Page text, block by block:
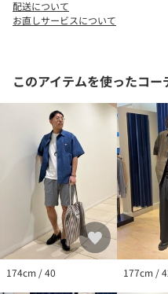
グ用エプロンや料理人やレス
造していました。近年では70
★気になるアイテムは【お気
入荷情報やクーポン、セール
【お取扱い上のご注意】
末永くご愛用頂くために、ア
着用又はお取り扱い下さい。
※店頭及び屋外での撮影画像
見える場合があります。商品
参照下さい。
配送について
お直しサービスについて
このアイテムを使ったコー
174cm / 40 177cm /